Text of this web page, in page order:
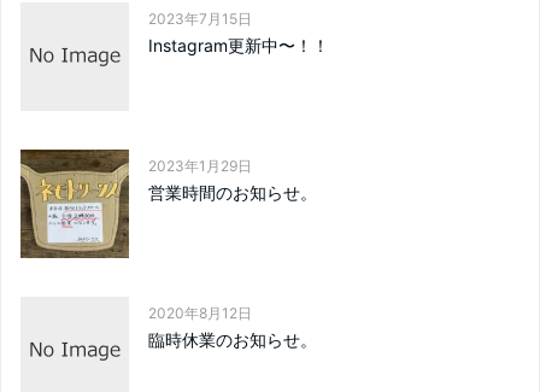
2023年7月15日
Instagram更新中〜！！
2023年1月29日
営業時間のお知らせ。
2020年8月12日
臨時休業のお知らせ。